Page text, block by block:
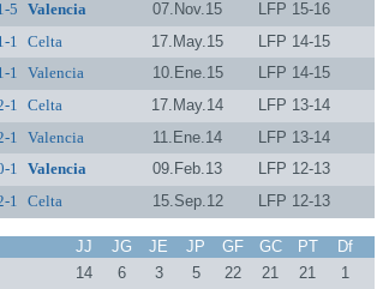
5 Valencia 07.Nov.15
LFP 15-16
1 Celta 17.May.15
LFP 14-15
1 Valencia 10.Ene.15
LFP 14-15
1 Celta 17.May.14
LFP 13-14
1 Valencia 11.Ene.14
LFP 13-14
1 Valencia 09.Feb.13
LFP 12-13
1 Celta 15.Sep.12 LFP 12-13
JJ JG JE JP GF GC PT
Df
14 6 3 5 22 21 21
1